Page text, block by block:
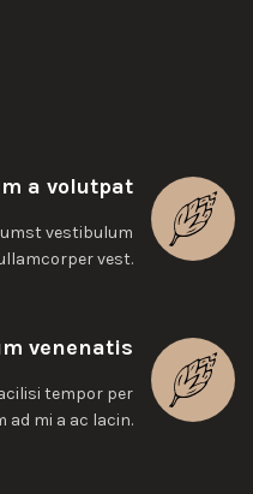
a volutpat
vestibulum
vest.
venenatis
tempor per
ad mi a ac lacin.